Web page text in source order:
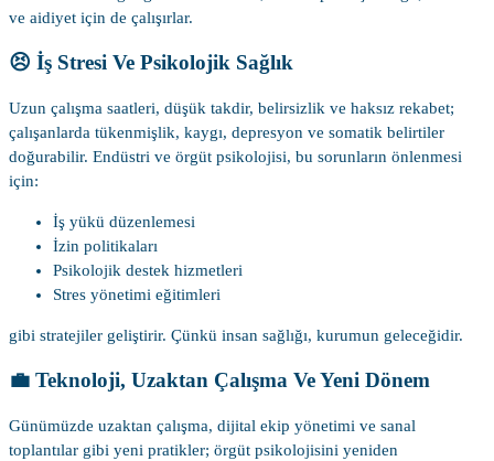
ve aidiyet için de çalışırlar.
😣 İş Stresi Ve Psikolojik Sağlık
Uzun çalışma saatleri, düşük takdir, belirsizlik ve haksız rekabet;
çalışanlarda tükenmişlik, kaygı, depresyon ve somatik belirtiler
doğurabilir. Endüstri ve örgüt psikolojisi, bu sorunların önlenmesi
için:
İş yükü düzenlemesi
İzin politikaları
Psikolojik destek hizmetleri
Stres yönetimi eğitimleri
gibi stratejiler geliştirir. Çünkü insan sağlığı, kurumun geleceğidir.
💼 Teknoloji, Uzaktan Çalışma Ve Yeni Dönem
Günümüzde uzaktan çalışma, dijital ekip yönetimi ve sanal
toplantılar gibi yeni pratikler; örgüt psikolojisini yeniden